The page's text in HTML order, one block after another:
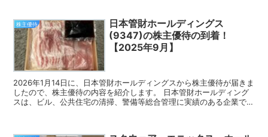
株主優待
日本管財ホールディングス
(9347)の株主優待の到着！
【2025年9月】
2026年1月14日に、日本管財ホールディングスから株主優待が届きま
したので、株主優待の内容を紹介します。 日本管財ホールディング
スは、ビル、公共住宅の清掃、警備等総合管理に実績のある企業で